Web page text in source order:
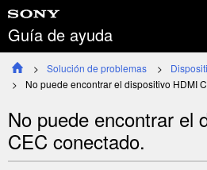
Guía de ayuda
Solución de problemas
No puede encontrar el dispositivo HDMI
No puede encontrar el
CEC conectado.